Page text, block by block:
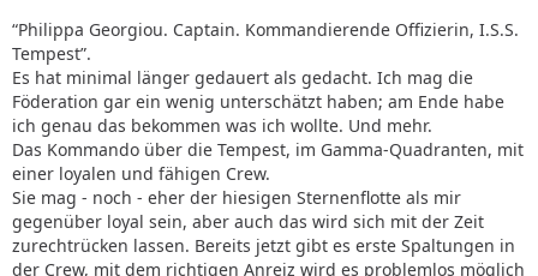
“Philippa Georgiou. Captain. Kommandierende Offizierin, I.S.S.
Tempest”.
Es hat minimal länger gedauert als gedacht. Ich mag die
Föderation gar ein wenig unterschätzt haben; am Ende habe
ich genau das bekommen was ich wollte. Und mehr.
Das Kommando über die Tempest, im Gamma-Quadranten, mit
einer loyalen und fähigen Crew.
Sie mag - noch - eher der hiesigen Sternenflotte als mir
gegenüber loyal sein, aber auch das wird sich mit der Zeit
zurechtrücken lassen. Bereits jetzt gibt es erste Spaltungen in
der Crew, mit dem richtigen Anreiz wird es problemlos möglich